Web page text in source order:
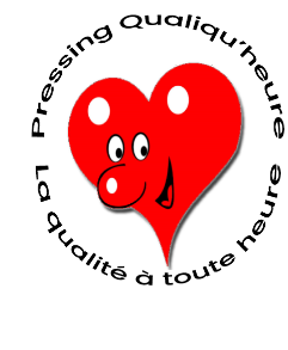
content